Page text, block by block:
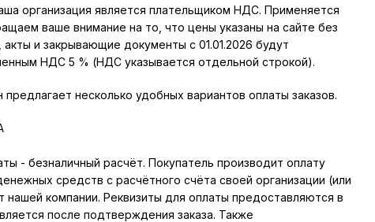
организация является плательщиком НДС. Применяется
ваше внимание на то, что цены указаны на сайте без
и закрывающие документы с 01.01.2026 будут
НДС 5 % (НДС указывается отдельной строкой).
несколько удобных вариантов оплаты заказов.
- безналичный расчёт. Покупатель производит оплату
средств с расчётного счёта своей организации (или
нашей компании. Реквизиты для оплаты предоставляются в
после подтверждения заказа. Также